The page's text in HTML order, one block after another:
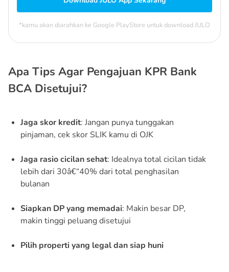
*kamu akan diarahkan ke Google PlayStore untuk download JULO
Apa Tips Agar Pengajuan KPR Bank
BCA Disetujui?
Jaga skor kredit: Jangan punya tunggakan
pinjaman, cek skor SLIK kamu di OJK
Jaga rasio cicilan sehat: Idealnya total cicilan tidak
lebih dari 30â€“40% dari total penghasilan
bulanan
Siapkan DP yang memadai: Makin besar DP,
makin tinggi peluang disetujui
Pilih properti yang legal dan siap huni